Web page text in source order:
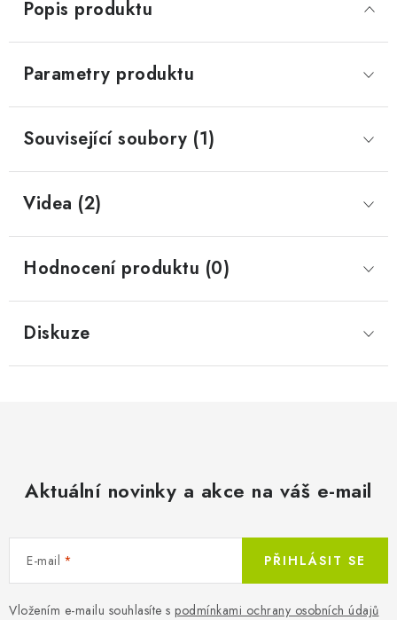
Popis produktu
Parametry produktu
Související soubory (1)
Videa (2)
Hodnocení produktu (0)
Diskuze
Aktuální novinky a akce na váš e-mail
E-mail
Vložením e-mailu souhlasíte s podmínkami ochrany osobních údajů
PŘIHLÁSIT SE